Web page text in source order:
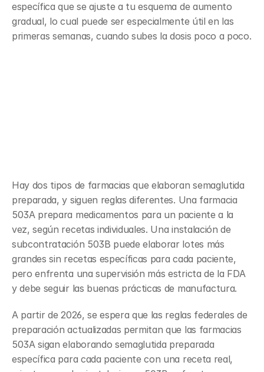
específica que se ajuste a tu esquema de aumento
gradual, lo cual puede ser especialmente útil en las
primeras semanas, cuando subes la dosis poco a poco.
Hay dos tipos de farmacias que elaboran semaglutida
preparada, y siguen reglas diferentes. Una farmacia
503A prepara medicamentos para un paciente a la
vez, según recetas individuales. Una instalación de
subcontratación 503B puede elaborar lotes más
grandes sin recetas específicas para cada paciente,
pero enfrenta una supervisión más estricta de la FDA
y debe seguir las buenas prácticas de manufactura.
A partir de 2026, se espera que las reglas federales de
preparación actualizadas permitan que las farmacias
503A sigan elaborando semaglutida preparada
específica para cada paciente con una receta real,